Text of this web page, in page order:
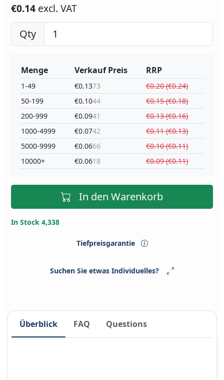
€0.14 excl. VAT
Qty
Menge
1-49
50-199
200-999
1000-4999
5000-9999
10000+
Verkauf Preis
€0.1373
€0.1044
€0.0941
€0.0742
€0.0666
€0.0618
RRP
€0.20 (€0.24)
€0.15 (€0.18)
€0.13 (€0.16)
€0.11 (€0.13)
€0.10 (€0.11)
€0.09 (€0.11)
In den Warenkorb
In Stock 4,338
Tiefpreisgarantie
Suchen Sie etwas Individuelles?
Überblick FAQ Questions